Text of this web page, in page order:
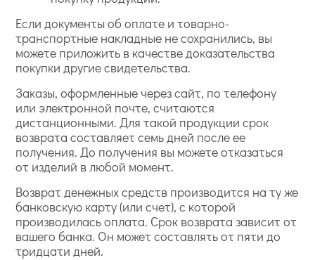
Если документы об оплате и товарно-
транспортные накладные не сохранились, вы
можете приложить в качестве доказательства
покупки другие свидетельства.
Заказы, оформленные через сайт, по телефону
или электронной почте, считаются
дистанционными. Для такой продукции срок
возврата составляет семь дней после ее
получения. До получения вы можете отказаться
от изделий в любой момент.
Возврат денежных средств производится на ту же
банковскую карту (или счет), с которой
производилась оплата. Срок возврата зависит от
вашего банка. Он может составлять от пяти до
тридцати дней.